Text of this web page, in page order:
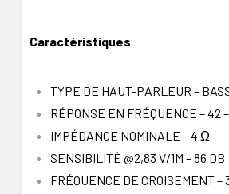
Caractéristiques
TYPE DE HAUT-PARLEUR –
RÉPONSE EN FRÉQUENCE – 42
IMPÉDANCE NOMINALE – 4 Ω
SENSIBILITÉ @2,83 V/1M – 86 DB
FRÉQUENCE DE CROISEMENT –